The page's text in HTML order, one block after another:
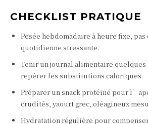
CHECKLIST PRATIQUE
Pesée hebdomadaire à heure fixe, pas
quotidienne stressante.
Tenir un journal alimentaire quelques
repérer les substitutions caloriques.
Préparer un snack protéiné pour
crudités, yaourt grec, oléagineux
Hydratation régulière pour